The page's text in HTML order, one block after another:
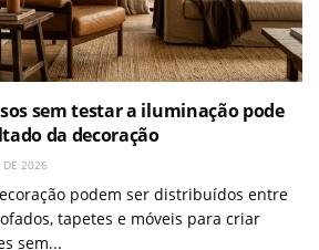
sem testar a iluminação pode
da decoração
DE 2026
podem ser distribuídos entre
tapetes e móveis para criar
sem...